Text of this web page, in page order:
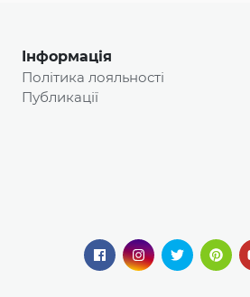
Інформація
Політика лояльності
Публикації